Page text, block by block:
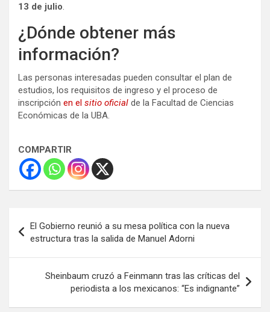
13 de julio.
¿Dónde obtener más
información?
Las personas interesadas pueden consultar el plan de
estudios, los requisitos de ingreso y el proceso de
inscripción en el sitio oficial de la Facultad de Ciencias
Económicas de la UBA.
COMPARTIR
de
entradas
El Gobierno reunió a su mesa política con la nueva
estructura tras la salida de Manuel Adorni
Sheinbaum cruzó a Feinmann tras las críticas del
periodista a los mexicanos: “Es indignante”